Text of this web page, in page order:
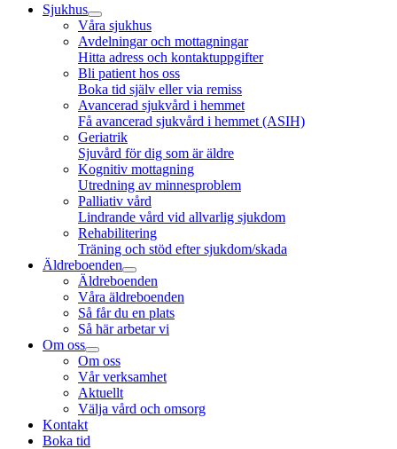
Sjukhus
Våra sjukhus
Avdelningar och mottagningar
Hitta adress och kontaktuppgifter
Bli patient hos oss
Boka tid själv eller via remiss
Avancerad sjukvård i hemmet
Få avancerad sjukvård i hemmet (ASIH)
Geriatrik
Sjuvård för dig som är äldre
Kognitiv mottagning
Utredning av minnesproblem
Palliativ vård
Lindrande vård vid allvarlig sjukdom
Rehabilitering
Träning och stöd efter sjukdom/skada
Äldreboenden
Äldreboenden
Våra äldreboenden
Så får du en plats
Så här arbetar vi
Om oss
Om oss
Vår verksamhet
Aktuellt
Välja vård och omsorg
Kontakt
Boka tid